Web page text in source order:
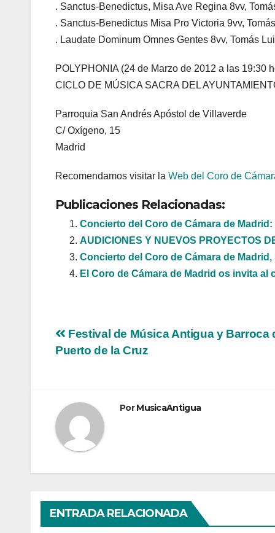
. Sanctus-Benedictus, Misa Ave Regina 8vv,
. Sanctus-Benedictus Misa Pro Victoria 9vv,
. Laudate Dominum Omnes Gentes 8vv, Tomás
POLYPHONIA (24 de Marzo de 2012 a las 19:30
CICLO DE MÚSICA SACRA DEL
Parroquia San Andrés Apóstol de Villaverde
C/ Oxígeno, 15
Madrid
Recomendamos visitar la Web del Coro de
Publicaciones Relacionadas:
Concierto del Coro de Cámara de
AUDICIONES Y NUEVOS PROYECTOS
Concierto del Coro de Cámara de Madrid,
El Coro de Cámara de Madrid os invita al
Navegación
Festival de Música Antigua y Barroca
Puerto de la Cruz
PorMusicaAntigua
ENTRADA RELACIONADA